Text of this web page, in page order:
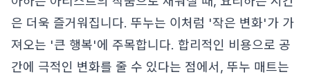
은 더욱 즐거워집니다. 뚜누는 이처럼 '작은 변화'가 가
져오는 '큰 행복'에 주목합니다. 합리적인 비용으로 공
간에 극적인 변화를 줄 수 있다는 점에서, 뚜누 매트는